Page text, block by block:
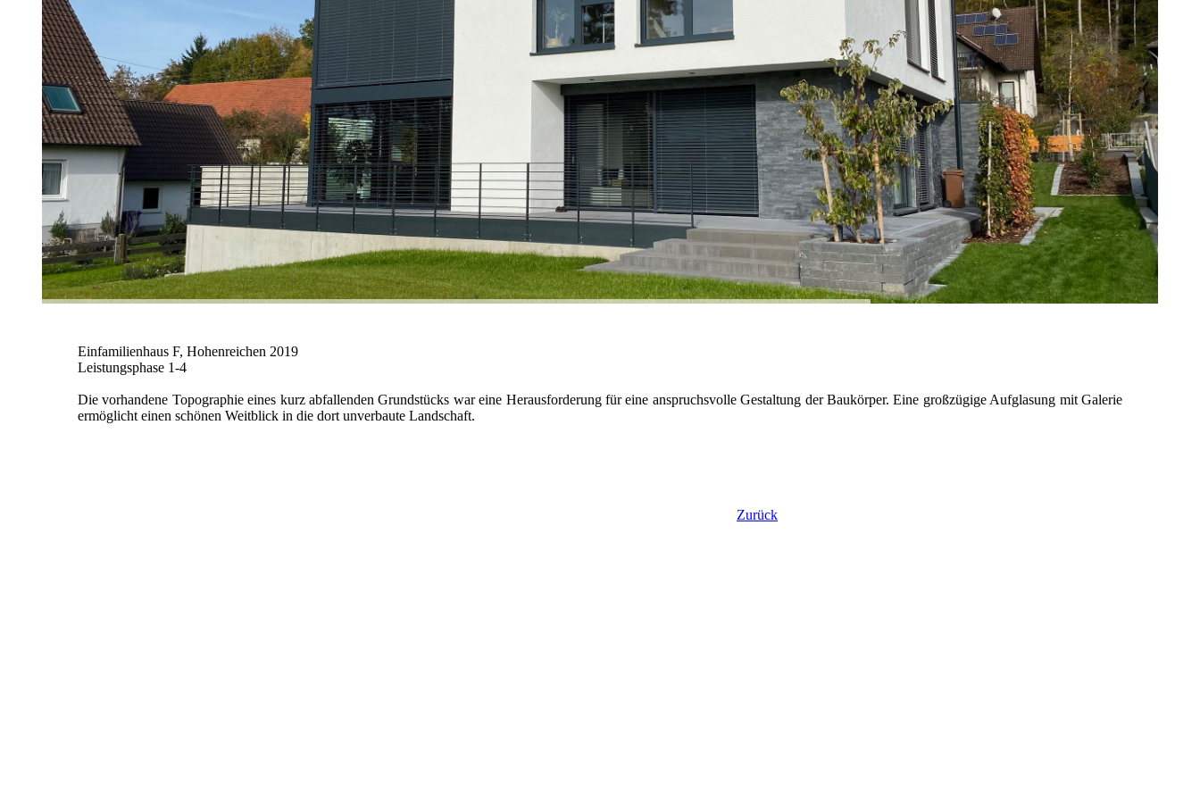
Einfamilienhaus F, Hohenreichen 2019
Leistungsphase 1-4
Die vorhandene Topographie eines kurz abfallenden Grundstücks war eine Herausforderung für eine anspruchsvolle Gestaltung der Baukörper. Eine großzügige Aufglasung mit Galerie
ermöglicht einen schönen Weitblick in die dort unverbaute Landschaft.
Zurück